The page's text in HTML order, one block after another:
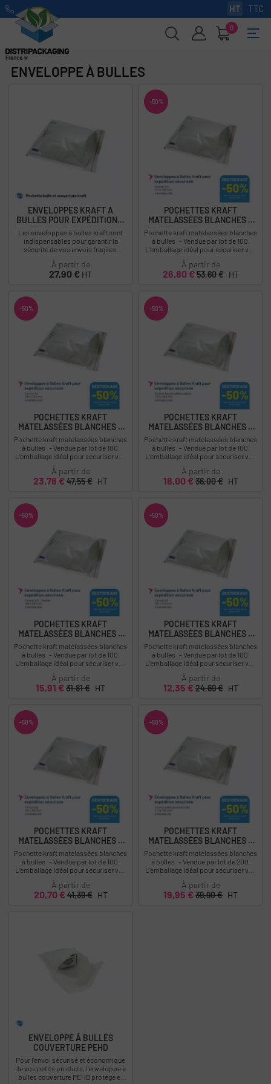
HT TTC
0 ☰
ENVELOPPE À BULLES
ENVELOPPES KRAFT À
BULLES POUR EXPÉDITION...
Les enveloppes à bulles kraft sont
indispensables pour garantir la
sécurité de vos envois fragiles.
Conçues d'un papier kraft et d'un film
bulle...
À partir de
Prix
27,90 € HT
-50%
POCHETTES KRAFT
MATELASSÉES BLANCHES À
BULLES -...
Pochette kraft matelassées blanches
à bulles - Vendue par lot de 100.
L’emballage idéal pour sécuriser vos
À partir de
Prix
26,80 €Prix
53,60 € HT
-50%
POCHETTES KRAFT
MATELASSÉES BLANCHES À
BULLES...
Pochette kraft matelassées blanches
à bulles - Vendue par lot de 100.
L’emballage idéal pour sécuriser vos
À partir de
Prix
23,78 € Prix
47,55 € HT
-50%
POCHETTES KRAFT
MATELASSÉES BLANCHES À
BULLES...
Pochette kraft matelassées blanches
à bulles - Vendue par lot de 100.
L’emballage idéal pour sécuriser vos
À partir de
Prix
18,00 €Prix
36,00 € HT
-50%
POCHETTES KRAFT
MATELASSÉES BLANCHES À
BULLES...
Pochette kraft matelassées blanches
à bulles - Vendue par lot de 100.
L’emballage idéal pour sécuriser vos
À partir de
Prix
15,91 € Prix
31,81 € HT
-50%
POCHETTES KRAFT
MATELASSÉES BLANCHES À
BULLES...
Pochette kraft matelassées blanches
à bulles - Vendue par lot de 100.
L’emballage idéal pour sécuriser vos
À partir de
Prix
12,35 €Prix
24,69 € HT
-50%
POCHETTES KRAFT
MATELASSÉES BLANCHES À
BULLES...
Pochette kraft matelassées blanches
à bulles - Vendue par lot de 100.
L’emballage idéal pour sécuriser vos
À partir de
Prix
20,70 €Prix
41,39 € HT
-50%
POCHETTES KRAFT
MATELASSÉES BLANCHES À
BULLES...
Pochette kraft matelassées blanches
à bulles - Vendue par lot de 200.
L’emballage idéal pour sécuriser vos
À partir de
Prix
19,95 € Prix
39,90 € HT
ENVELOPPE À BULLES
COUVERTURE PEHD
Pour l'envoi sécurisé et économique
de vos petits produits, l'enveloppe à
bulles couverture PEHD protège et